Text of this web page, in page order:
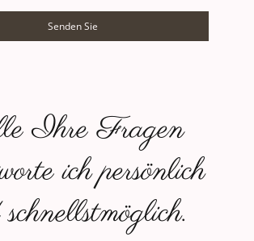
Senden Sie
Ihre Fragen
ich persönlich